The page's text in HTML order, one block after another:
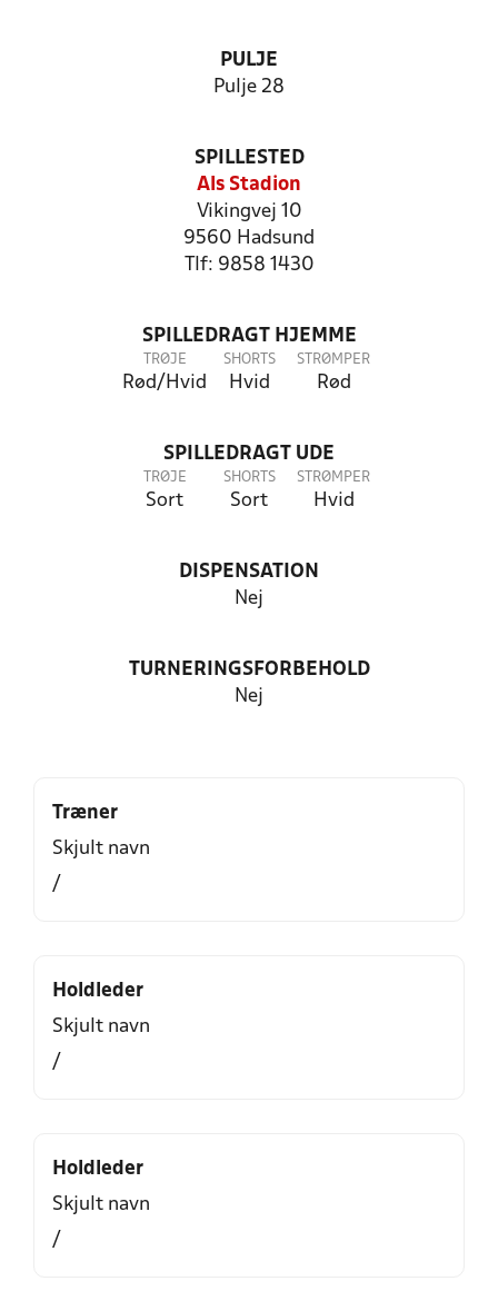
PULJE
Pulje 28
SPILLESTED
Als Stadion
Vikingvej 10
9560 Hadsund
Tlf: 9858 1430
SPILLEDRAGT HJEMME
TRØJE
Rød/Hvid
SHORTS
Hvid
STRØMPER
Rød
SPILLEDRAGT UDE
TRØJE
Sort
SHORTS
Sort
STRØMPER
Hvid
DISPENSATION
Nej
TURNERINGSFORBEHOLD
Nej
Træner
Skjult navn
/
Holdleder
Skjult navn
/
Holdleder
Skjult navn
/